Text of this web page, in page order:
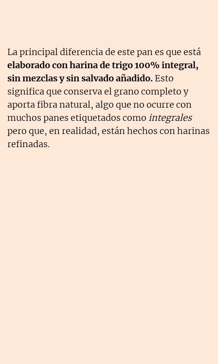
La principal diferencia de este pan es que está
elaborado con harina de trigo 100% integral,
sin mezclas y sin salvado añadido. Esto
significa que conserva el grano completo y
aporta fibra natural, algo que no ocurre con
muchos panes etiquetados como integrales
pero que, en realidad, están hechos con harinas
refinadas.